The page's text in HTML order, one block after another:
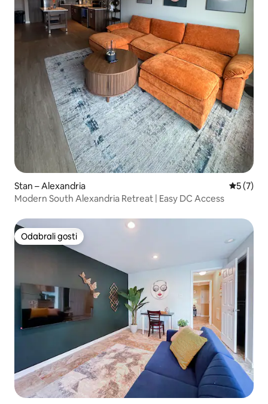
Stan – Alexandria
5 (7)
Modern South Alexandria Retreat | Easy DC Access
Odabrali gosti
Odabrali gosti